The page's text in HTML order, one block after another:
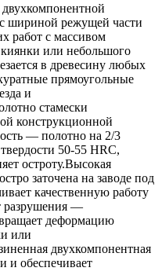
шириной режущей части
работ с массивом
или небольшого
в древесину любых
прямоугольные
и
стамески
конструкционной
— полотно на 2/3
50-55 HRC,
остроту.Высокая
заточена на заводе под
качественную работу
разрушения —
деформацию
или
двухкомпонентная
и обеспечивает